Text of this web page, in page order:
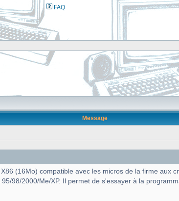
FAQ
Message
(16Mo) compatible avec les micros de la firme aux
98/2000/Me/XP. Il permet de s'essayer à la